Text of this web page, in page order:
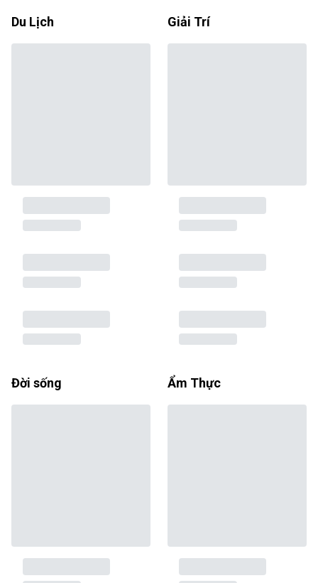
Du Lịch Giải Trí
Đời sống Ẩm Thực